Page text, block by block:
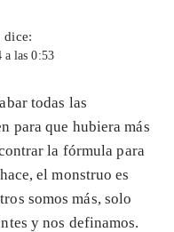
dice:
a las 0:53
todas las
para que hubiera más
la fórmula para
el monstruo es
somos más, solo
y nos definamos.